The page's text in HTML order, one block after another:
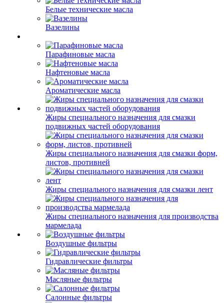
Белые технические масла
Вазелины
Парафиновые масла
Нафтеновые масла
Ароматические масла
Жиры специального назначения для смазки
подвижных частей оборудования
Жиры специального назначения для смазки форм,
листов, противней
Жиры специального назначения для смазки лент
Жиры специального назначения для производства
мармелада
Воздушные фильтры
Гидравлические фильтры
Масляные фильтры
Салонные фильтры